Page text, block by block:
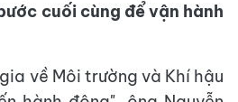
cuối cùng để vận hành
về Môi trường và Khí hậu